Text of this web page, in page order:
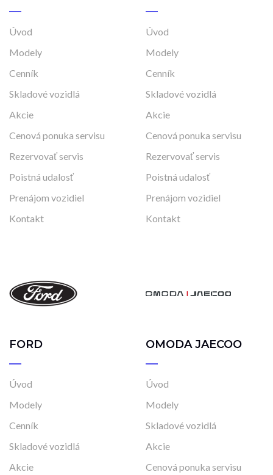
Úvod
Modely
Cenník
Skladové vozidlá
Akcie
Cenová ponuka servisu
Rezervovať servis
Poistná udalosť
Prenájom vozidiel
Kontakt
Úvod
Modely
Cenník
Skladové vozidlá
Akcie
Cenová ponuka servisu
Rezervovať servis
Poistná udalosť
Prenájom vozidiel
Kontakt
FORD
Úvod
Modely
Cenník
Skladové vozidlá
Akcie
OMODA JAECOO
Úvod
Modely
Skladové vozidlá
Akcie
Cenová ponuka servisu